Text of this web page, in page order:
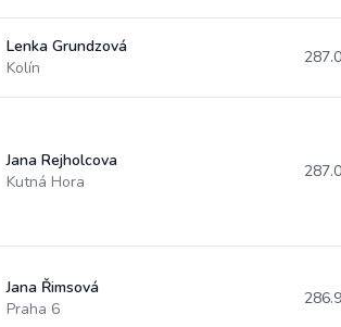
Lenka Grundzová
Kolín
Jana Rejholcova
Kutná Hora
Jana Řimsová
Praha 6